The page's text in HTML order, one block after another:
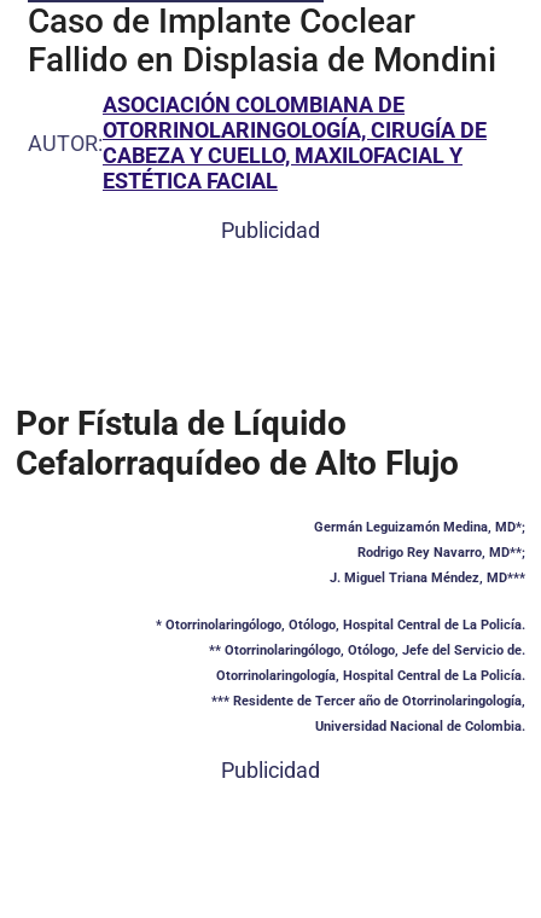
Caso de Implante Coclear
Fallido en Displasia de Mondini
AUTOR:
ASOCIACIÓN COLOMBIANA DE
OTORRINOLARINGOLOGÍA, CIRUGÍA DE
CABEZA Y CUELLO, MAXILOFACIAL Y
ESTÉTICA FACIAL
Publicidad
Por Fístula de Líquido
Cefalorraquídeo de Alto Flujo
Germán Leguizamón Medina, MD*;
Rodrigo Rey Navarro, MD**;
J. Miguel Triana Méndez, MD***
* Otorrinolaringólogo, Otólogo, Hospital Central de La Policía.
** Otorrinolaringólogo, Otólogo, Jefe del Servicio de.
Otorrinolaringología, Hospital Central de La Policía.
*** Residente de Tercer año de Otorrinolaringología,
Universidad Nacional de Colombia.
Publicidad